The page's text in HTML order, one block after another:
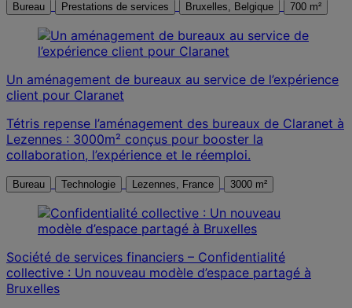
Bureau Prestations de services Bruxelles, Belgique 700 m²
Un aménagement de bureaux au service de l’expérience
client pour Claranet
Tétris repense l’aménagement des bureaux de Claranet à
Lezennes : 3000m² conçus pour booster la
collaboration, l’expérience et le réemploi.
Bureau Technologie Lezennes, France 3000 m²
Société de services financiers – Confidentialité
collective : Un nouveau modèle d’espace partagé à
Bruxelles